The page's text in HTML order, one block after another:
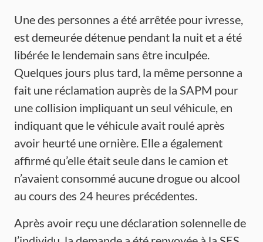
Une des personnes a été arrêtée pour ivresse,
est demeurée détenue pendant la nuit et a été
libérée le lendemain sans être inculpée.
Quelques jours plus tard, la même personne a
fait une réclamation auprès de la SAPM pour
une collision impliquant un seul véhicule, en
indiquant que le véhicule avait roulé après
avoir heurté une ornière. Elle a également
affirmé qu’elle était seule dans le camion et
n’avaient consommé aucune drogue ou alcool
au cours des 24 heures précédentes.
Après avoir reçu une déclaration solennelle de